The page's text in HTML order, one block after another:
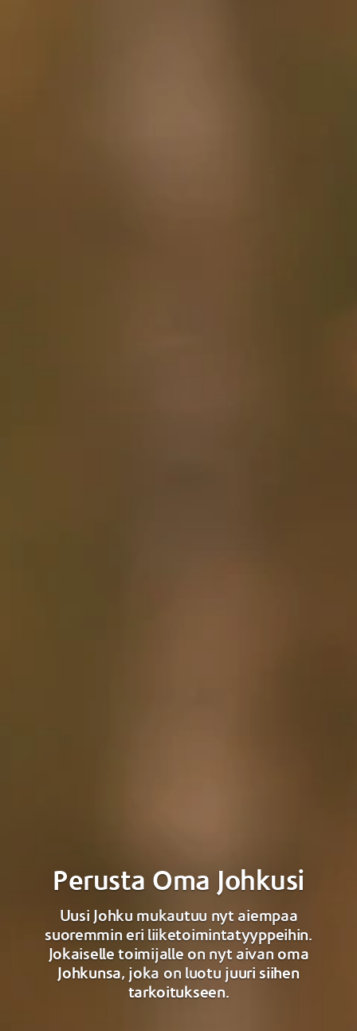
Perusta Oma Johkusi
Uusi Johku mukautuu nyt aiempaa
suoremmin eri liiketoimintatyyppeihin.
Jokaiselle toimijalle on nyt aivan oma
Johkunsa, joka on luotu juuri siihen
tarkoitukseen.